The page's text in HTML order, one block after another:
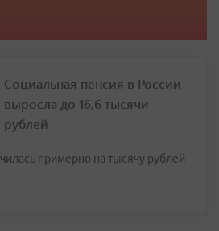
Социальная пенсия в России
выросла до 16,6 тысячи
рублей
примерно на тысячу рублей